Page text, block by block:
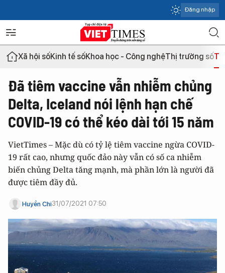
Đăng nhập
Xã hội sốKinh tế sốKhoa học - Công nghệThị trường số
Đã tiêm vaccine vẫn nhiễm chủng
Delta, Iceland nói lệnh hạn chế
COVID-19 có thể kéo dài tới 15 năm
VietTimes – Mặc dù có tỷ lệ tiêm vaccine ngừa COVID-
19 rất cao, nhưng quốc đảo này vẫn có số ca nhiễm
biến chủng Delta tăng mạnh, mà phần lớn là người đã
được tiêm đầy đủ.
Huyền Chi31/07/2021 07:50